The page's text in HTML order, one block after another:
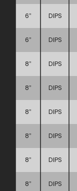
6” DIPS
6” DIPS
8” DIPS
8” DIPS
8” DIPS
8” DIPS
8” DIPS
8” DIPS